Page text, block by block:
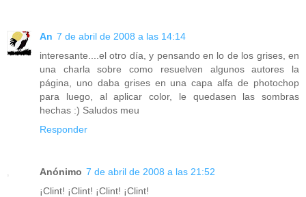
An 7 de abril de 2008 a las 14:14
interesante....el otro día, y pensando en lo de los grises, en
una charla sobre como resuelven algunos autores la
página, uno daba grises en una capa alfa de photochop
para luego, al aplicar color, le quedasen las sombras
hechas :) Saludos meu
Responder
Anónimo 7 de abril de 2008 a las 21:52
¡Clint! ¡Clint! ¡Clint! ¡Clint!